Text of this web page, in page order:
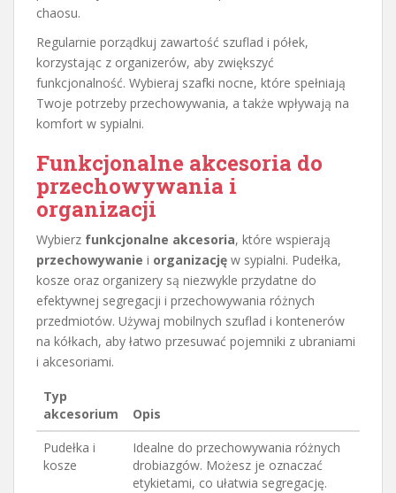
chaosu.
Regularnie porządkuj zawartość szuflad i półek,
korzystając z organizerów, aby zwiększyć
funkcjonalność. Wybieraj szafki nocne, które spełniają
Twoje potrzeby przechowywania, a także wpływają na
komfort w sypialni.
Funkcjonalne akcesoria do
przechowywania i
organizacji
Wybierz funkcjonalne akcesoria, które wspierają
przechowywanie i organizację w sypialni. Pudełka,
kosze oraz organizery są niezwykle przydatne do
efektywnej segregacji i przechowywania różnych
przedmiotów. Używaj mobilnych szuflad i kontenerów
na kółkach, aby łatwo przesuwać pojemniki z ubraniami
i akcesoriami.
Typ
akcesorium
Opis
Pudełka i
kosze
Idealne do przechowywania różnych
drobiazgów. Możesz je oznaczać
etykietami, co ułatwia segregację.